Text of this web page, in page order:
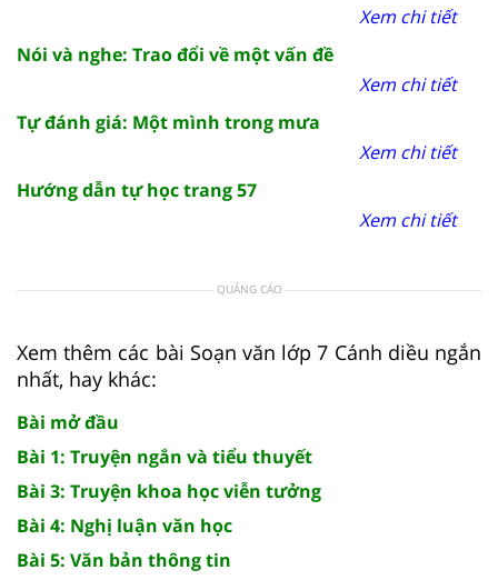
Xem chi tiết
Nói và nghe: Trao đổi về một vấn đề
Xem chi tiết
Tự đánh giá: Một mình trong mưa
Xem chi tiết
Hướng dẫn tự học trang 57
Xem chi tiết
QUẢNG CÁO
Xem thêm các bài Soạn văn lớp 7 Cánh diều ngắn
nhất, hay khác:
Bài mở đầu
Bài 1: Truyện ngắn và tiểu thuyết
Bài 3: Truyện khoa học viễn tưởng
Bài 4: Nghị luận văn học
Bài 5: Văn bản thông tin